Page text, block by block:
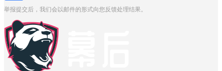
举报提交后，我们会以邮件的形式向您反馈处理结果。